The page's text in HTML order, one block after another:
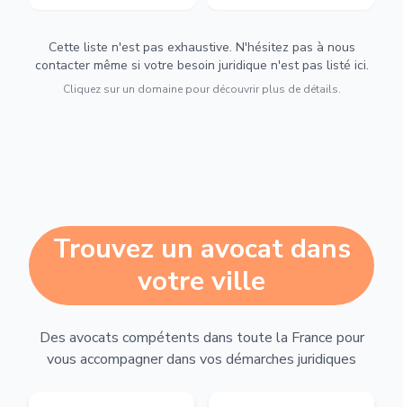
Cette liste n'est pas exhaustive. N'hésitez pas à nous
contacter même si votre besoin juridique n'est pas listé ici.
Cliquez sur un domaine pour découvrir plus de détails.
Trouvez un avocat dans
votre ville
Des avocats compétents dans toute la France pour
vous accompagner dans vos démarches juridiques